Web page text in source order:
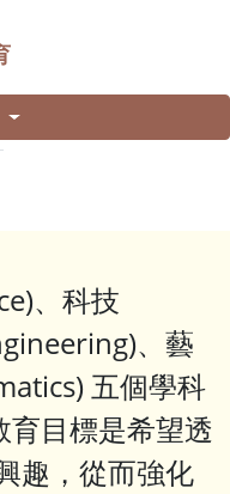
、科技
、藝
五個學科
育目標是希望透
趣，從而強化